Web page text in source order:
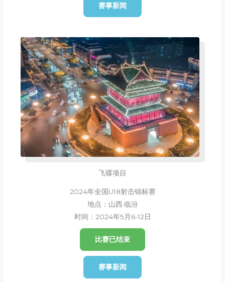
赛事新闻
飞碟项目
2024年全国U18射击锦标赛
地点：山西·临汾
时间：2024年5月6-12日
比赛已结束
赛事新闻